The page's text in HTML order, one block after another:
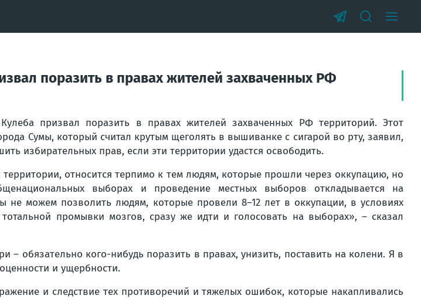
поразить в правах жителей захваченных РФ
призвал поразить в правах жителей захваченных РФ территорий. Этот
Сумы, который считал крутым щеголять в вышиванке с сигарой во рту, заявил,
избирательных прав, если эти территории удастся освободить.
территории, относится терпимо к тем людям, которые прошли через оккупацию, но
выборах и проведение местных выборов откладывается на
не можем позволить людям, которые провели 8–12 лет в оккупации, в условиях
промывки мозгов, сразу же идти и голосовать на выборах», – сказал
обязательно кого-нибудь поразить в правах, унизить, поставить на колени. Я в
и ущербности.
и следствие тех противоречий и тяжелых ошибок, которые накапливались